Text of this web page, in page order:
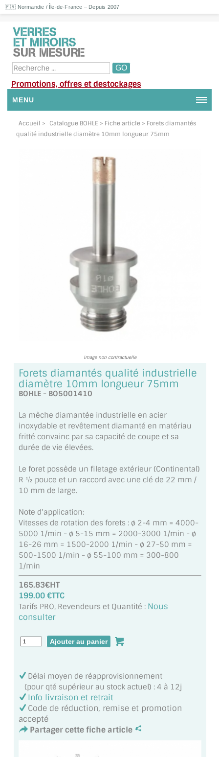
🇫🇷 Normandie / Île-de-France – Depuis 2007
Promotions, offres et destockages
MENU
NOUS CONTACTER
GUIDE : CHOIX PAR UTILISATION
AMBIANCE LAITON BROSSÉ
MIROIRS VIEILLIS AMBIANCE BRASSERIE
MIROIR DÉCORATIF DE COULEUR
MIROIR POUR PORTE
MIROIR DE SALLE DE BAIN
MIROIR PAROI DE DOUCHE
MIROIR POUR SALLE DE SPORT
MIROIR POUR SALLE DE DANSE
MIROIR ENCADRÉ
MIROIR TV
VERRE SUR MESURE
VERRE EXTRACLAIR
VERRE TREMPÉ (SÉCURIT)
PAROI DE DOUCHE
VERRE ANTI-REFLET
VERRE LAQUÉ/CRÉDENCE
VERRE FEUILLETÉ/TREMPÉ
Accueil > Catalogue BOHLE > Fiche article > Forets diamantés
qualité industrielle diamètre 10mm longueur 75mm
Image non contractuelle
Forets diamantés qualité industrielle
diamètre 10mm longueur 75mm
BOHLE - BO5001410
La mèche diamantée industrielle en acier
inoxydable et revêtement diamanté en matériau
fritté convainc par sa capacité de coupe et sa
durée de vie élevées.
Le foret possède un filetage extérieur (Continental)
R ½ pouce et un raccord avec une clé de 22 mm /
10 mm de large.
Note d'application:
Vitesses de rotation des forets : ø 2-4 mm = 4000-
5000 1/min - ø 5-15 mm = 2000-3000 1/min - ø
16-26 mm = 1500-2000 1/min - ø 27-50 mm =
500-1500 1/min - ø 55-100 mm = 300-800
1/min
165.83€HT
199.00 €TTC
Tarifs PRO, Revendeurs et Quantité : Nous
consulter
Délai moyen de réapprovisionnement
(pour qté supérieur au stock actuel) : 4 à 12j
Info livraison et retrait
Code de réduction, remise et promotion
accepté
Partager cette fiche article